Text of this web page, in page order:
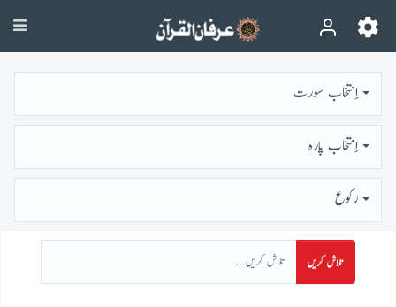
اِنتخاب سورت
اِنتخاب پارہ
رُكوع
تلاش کریں